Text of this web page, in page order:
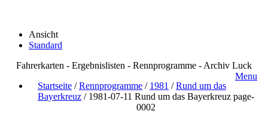
Ansicht
Standard
Fahrerkarten - Ergebnislisten - Rennprogramme - Archiv Luck
Menu
Startseite /Rennprogramme / 1981 /Rund um das
Bayerkreuz / 1981-07-11 Rund um das Bayerkreuz page-
0002